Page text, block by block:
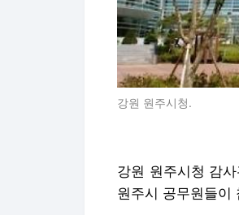
강원 원주시청.
강원 원주시청 감
원주시 공무원들이